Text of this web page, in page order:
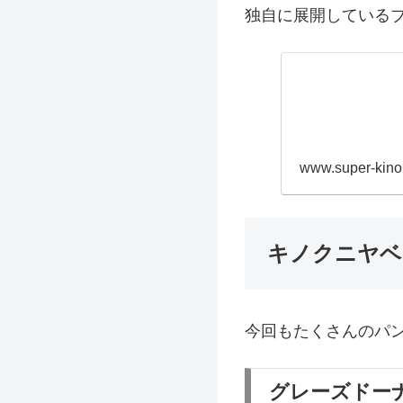
独自に展開している
www.super-
キノクニヤ
今回もたくさんのパ
グレーズドー